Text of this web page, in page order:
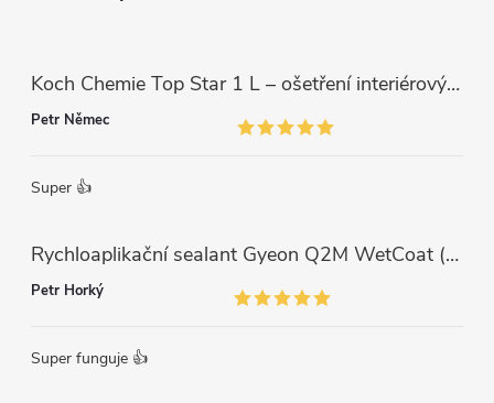
Koch Chemie Top Star 1 L – ošetření interiérových plastů, ochrana a matný vzhled
Petr Němec
Super 👍
Rychloaplikační sealant Gyeon Q2M WetCoat (1 L)
Petr Horký
Super funguje 👍